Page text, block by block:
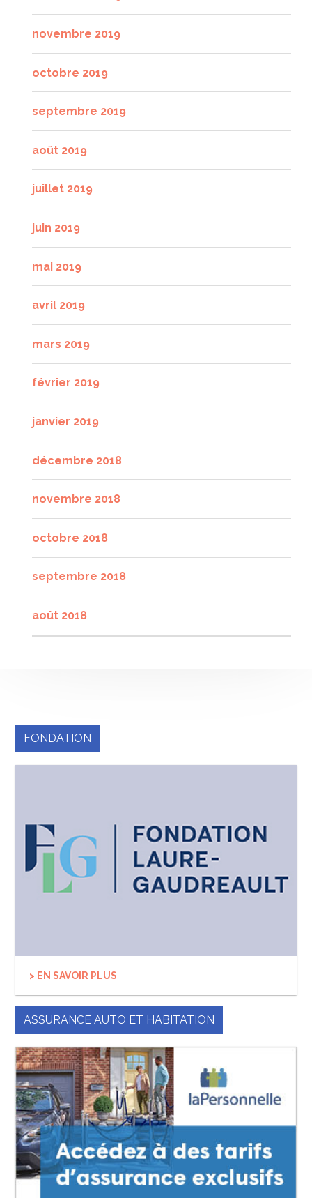
novembre 2019
octobre 2019
septembre 2019
août 2019
juillet 2019
juin 2019
mai 2019
avril 2019
mars 2019
février 2019
janvier 2019
décembre 2018
novembre 2018
octobre 2018
septembre 2018
août 2018
FONDATION
> EN SAVOIR PLUS
ASSURANCE AUTO ET HABITATION